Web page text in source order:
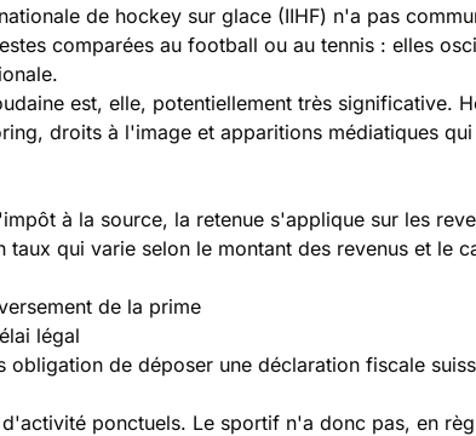
de hockey sur glace (IIHF) n'a pas
comparées au football ou au tennis : elles
est, elle, potentiellement très significative.
droits à l'image et apparitions médiatiques
à la source, la retenue s'applique sur les
qui varie selon le montant des revenus et le
de la prime
légal
de déposer une déclaration fiscale
ponctuels. Le sportif n'a donc pas, en